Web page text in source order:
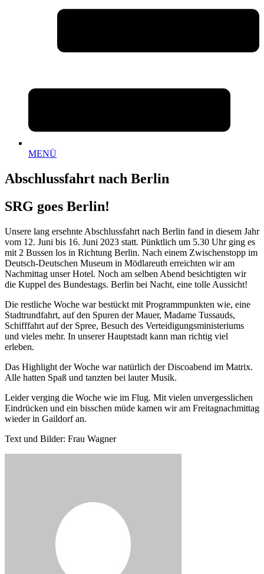
MENÜ
Abschlussfahrt nach Berlin
SRG goes Berlin!
Unsere lang ersehnte Abschlussfahrt nach Berlin fand in diesem Jahr
vom 12. Juni bis 16. Juni 2023 statt. Pünktlich um 5.30 Uhr ging es
mit 2 Bussen los in Richtung Berlin. Nach einem Zwischenstopp im
Deutsch-Deutschen Museum in Mödlareuth erreichten wir am
Nachmittag unser Hotel. Noch am selben Abend besichtigten wir
die Kuppel des Bundestags. Berlin bei Nacht, eine tolle Aussicht!
Die restliche Woche war bestückt mit Programmpunkten wie, eine
Stadtrundfahrt, auf den Spuren der Mauer, Madame Tussauds,
Schifffahrt auf der Spree, Besuch des Verteidigungsministeriums
und vieles mehr. In unserer Hauptstadt kann man richtig viel
erleben.
Das Highlight der Woche war natürlich der Discoabend im Matrix.
Alle hatten Spaß und tanzten bei lauter Musik.
Leider verging die Woche wie im Flug. Mit vielen unvergesslichen
Eindrücken und ein bisschen müde kamen wir am Freitagnachmittag
wieder in Gaildorf an.
Text und Bilder: Frau Wagner